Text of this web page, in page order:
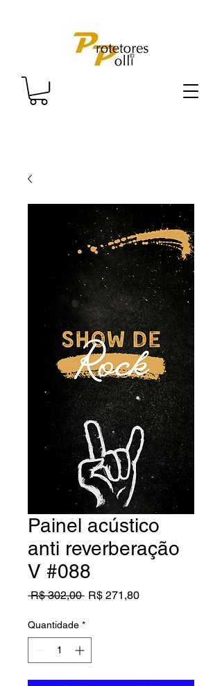
Painel acústico
anti reverberação
V #088
R$ 302,00 Preço
R$ 271,80Preço
Quantidade *